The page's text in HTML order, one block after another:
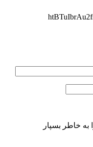
به خاطر بسپار